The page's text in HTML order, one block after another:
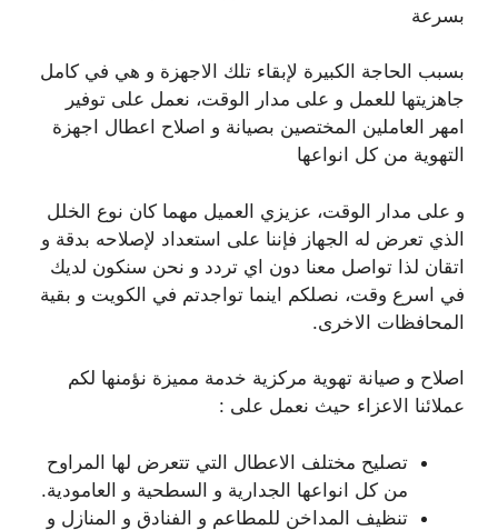
بسرعة
بسبب الحاجة الكبيرة لإبقاء تلك الاجهزة و هي في كامل
جاهزيتها للعمل و على مدار الوقت، نعمل على توفير
امهر العاملين المختصين بصيانة و اصلاح اعطال اجهزة
التهوية من كل انواعها
و على مدار الوقت، عزيزي العميل مهما كان نوع الخلل
الذي تعرض له الجهاز فإننا على استعداد لإصلاحه بدقة و
اتقان لذا تواصل معنا دون اي تردد و نحن سنكون لديك
في اسرع وقت، نصلكم اينما تواجدتم في الكويت و بقية
المحافظات الاخرى.
اصلاح و صيانة تهوية مركزية خدمة مميزة نؤمنها لكم
عملائنا الاعزاء حيث نعمل على :
تصليح مختلف الاعطال التي تتعرض لها المراوح
من كل انواعها الجدارية و السطحية و العامودية.
تنظيف المداخن للمطاعم و الفنادق و المنازل و